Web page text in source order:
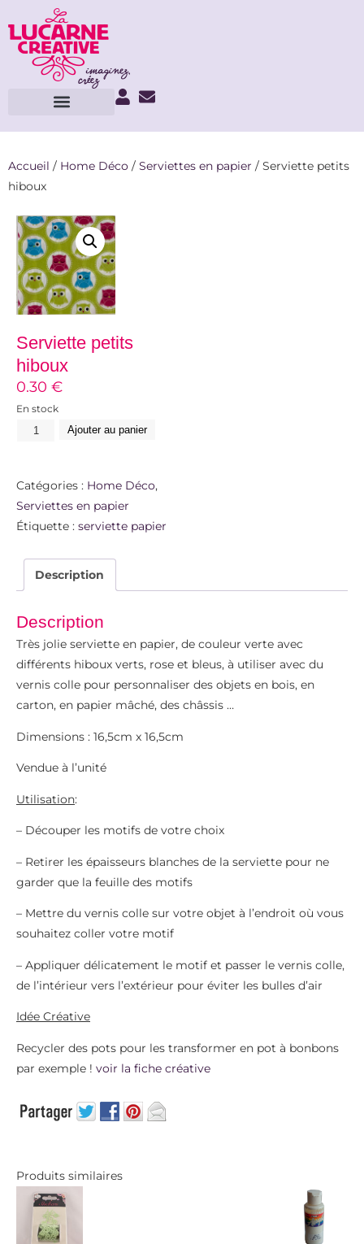
Accueil / Home Déco / Serviettes en papier / Serviette petits
hiboux
Serviette petits
hiboux
0.30 €
En stock
Ajouter au panier
Catégories : Home Déco,
Serviettes en papier
Étiquette : serviette papier
Description
Description
Très jolie serviette en papier, de couleur verte avec
différents hiboux verts, rose et bleus, à utiliser avec du
vernis colle pour personnaliser des objets en bois, en
carton, en papier mâché, des châssis …
Dimensions : 16,5cm x 16,5cm
Vendue à l’unité
Utilisation:
– Découper les motifs de votre choix
– Retirer les épaisseurs blanches de la serviette pour ne
garder que la feuille des motifs
– Mettre du vernis colle sur votre objet à l’endroit où vous
souhaitez coller votre motif
– Appliquer délicatement le motif et passer le vernis colle,
de l’intérieur vers l’extérieur pour éviter les bulles d’air
Idée Créative
Recycler des pots pour les transformer en pot à bonbons
par exemple ! voir la fiche créative
Produits similaires